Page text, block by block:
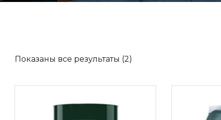
Показаны все результаты (2)